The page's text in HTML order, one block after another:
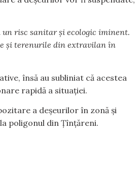
risc sanitar și ecologic iminent.
și terenurile din extravilan în
însă au subliniat că acestea
rapidă a situației.
a deșeurilor în zonă și
poligonul din Țînțăreni.